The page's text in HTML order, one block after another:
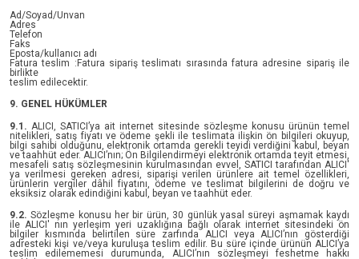
Ad/Soyad/Unvan
Adres
Telefon
Faks
Eposta/kullanıcı adı
Fatura teslim :Fatura sipariş teslimatı sırasında fatura adresine sipariş ile
birlikte
teslim edilecektir.
9. GENEL HÜKÜMLER
9.1. ALICI, SATICI’ya ait internet sitesinde sözleşme konusu ürünün temel
nitelikleri, satış fiyatı ve ödeme şekli ile teslimata ilişkin ön bilgileri okuyup,
bilgi sahibi olduğunu, elektronik ortamda gerekli teyidi verdiğini kabul, beyan
ve taahhüt eder. ALICI’nın; Ön Bilgilendirmeyi elektronik ortamda teyit etmesi,
mesafeli satış sözleşmesinin kurulmasından evvel, SATICI tarafından ALICI'
ya verilmesi gereken adresi, siparişi verilen ürünlere ait temel özellikleri,
ürünlerin vergiler dâhil fiyatını, ödeme ve teslimat bilgilerini de doğru ve
eksiksiz olarak edindiğini kabul, beyan ve taahhüt eder.
9.2. Sözleşme konusu her bir ürün, 30 günlük yasal süreyi aşmamak kaydı
ile ALICI' nın yerleşim yeri uzaklığına bağlı olarak internet sitesindeki ön
bilgiler kısmında belirtilen süre zarfında ALICI veya ALICI’nın gösterdiği
adresteki kişi ve/veya kuruluşa teslim edilir. Bu süre içinde ürünün ALICI’ya
teslim edilememesi durumunda, ALICI’nın sözleşmeyi feshetme hakkı